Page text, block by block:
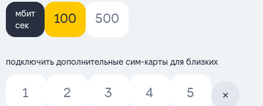
мбит
сек
100 500
подключить дополнительные сим-карты для близких
1 2 3 4 5